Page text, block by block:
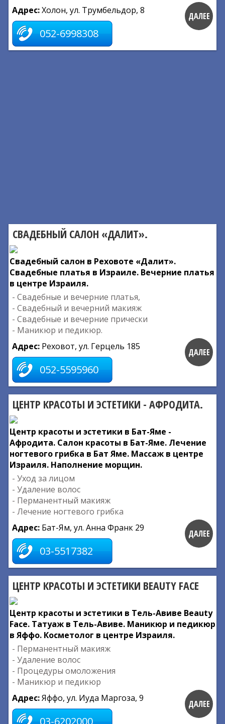
Адрес:Холон, ул. Трумбельдор, 8
052-6998308
ДАЛЕЕ
СВАДЕБНЫЙ САЛОН «ДАЛИТ».
Свадебный салон в Реховоте «Далит».
Свадебные платья в Израиле. Вечерние платья
в центре Израиля.
- Свадебные и вечерние платья,
- Свадебный и вечерний макияж
- Свадебные и вечерние прически
- Маникюр и педикюр.
Адрес: Реховот, ул. Герцель 185
052-5595960
ДАЛЕЕ
ЦЕНТР КРАСОТЫ И ЭСТЕТИКИ - АФРОДИТА.
Центр красоты и эстетики в Бат-Яме -
Афродита. Салон красоты в Бат-Яме. Лечение
ногтевого грибка в Бат Яме. Массаж в центре
Израиля. Наполнение морщин.
- Уход за лицом
- Удаление волос
- Перманентный макияж
- Лечение ногтевого грибка
Адрес: Бат-Ям, ул. Анна Франк 29
03-5517382
ДАЛЕЕ
ЦЕНТР КРАСОТЫ И ЭСТЕТИКИ BEAUTY FACE
Центр красоты и эстетики в Тель-Авиве Beauty
Face. Татуаж в Тель-Авиве. Маникюр и педикюр
в Яффо. Косметолог в центре Израиля.
- Перманентный макияж
- Удаление волос
- Процедуры омоложения
- Маникюр и педикюр
Адрес:Яффо, ул. Иуда Маргоза, 9
03-6202000
ДАЛЕЕ